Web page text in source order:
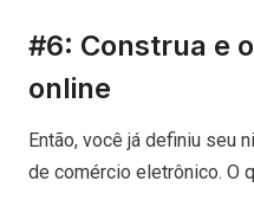
#6: Construa e
online
Então, você já definiu seu
de comércio eletrônico. O